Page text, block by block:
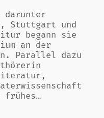
darunter
Stuttgart und
begann sie
an der
Parallel dazu
frühes…